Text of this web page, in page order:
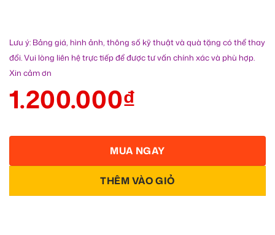
Lưu ý: Bảng giá, hình ảnh, thông số kỹ thuật và quà tặng có thể thay
đổi. Vui lòng liên hệ trực tiếp để được tư vấn chính xác và phù hợp.
Xin cảm ơn
1.200.000₫
THÊM VÀO GIỎ
MUA NGAY